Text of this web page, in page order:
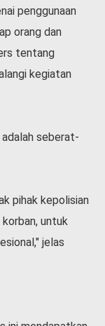
penggunaan
orang dan
tentang
kegiatan
adalah seberat-
pihak kepolisian
untuk
jelas